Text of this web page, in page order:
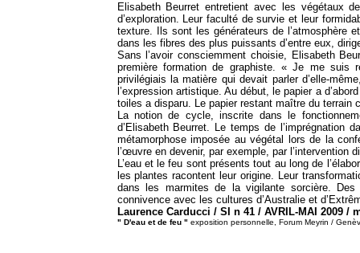
Elisabeth Beurret entretient avec les végétaux
d’exploration. Leur faculté de survie et leur
texture. Ils sont les générateurs de l’atmosphère
dans les fibres des plus puissants d’entre eux,
Sans l’avoir consciemment choisie, Elisabeth
première formation de graphiste. « Je me suis
privilégiais la matière qui devait parler d’elle-
l’expression artistique. Au début, le papier a
toiles a disparu. Le papier restant maître du terrain
La notion de cycle, inscrite dans le
d’Elisabeth Beurret. Le temps de
métamorphose imposée au végétal lors de la
l’œuvre en devenir, par exemple, par l’intervention
L’eau et le feu sont présents tout au long de
les plantes racontent leur origine. Leur
dans les marmites de la vigilante sorcière.
connivence avec les cultures d’Australie et
Laurence Carducci / SI n 41 / AVRIL-MAI 2009 /
" D'eau et de feu " exposition personnelle, Forum Meyrin /